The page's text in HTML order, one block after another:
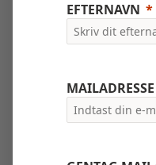
EFTERNAVN
MAILADRESSE